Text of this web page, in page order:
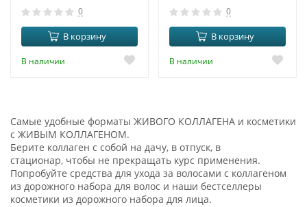
0
В корзину
В наличии
0
В корзину
В наличии
Самые удобные форматы ЖИВОГО КОЛЛАГЕНА и косметики
с ЖИВЫМ КОЛЛАГЕНОМ.
Берите коллаген с собой на дачу, в отпуск, в
стационар, чтобы не прекращать курс применения.
Попробуйте средства для ухода за волосами с коллагеном
из дорожного набора для волос и наши бестселлеры
косметики из дорожного набора для лица.